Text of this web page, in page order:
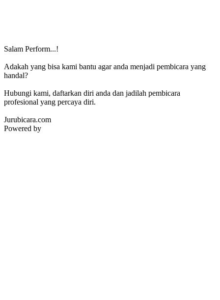
Salam Perform...!
Adakah yang bisa kami bantu agar anda menjadi pembicara yang
handal?
Hubungi kami, daftarkan diri anda dan jadilah pembicara
profesional yang percaya diri.
Jurubicara.com
Powered by